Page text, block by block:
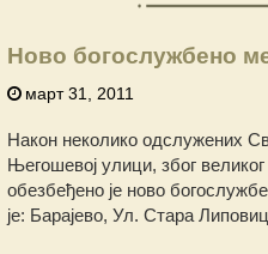
Ново богослужбено
март 31, 2011
Након неколико одслужених
Његошевој улици, због
обезбеђено је ново
је: Барајево, Ул. Стара